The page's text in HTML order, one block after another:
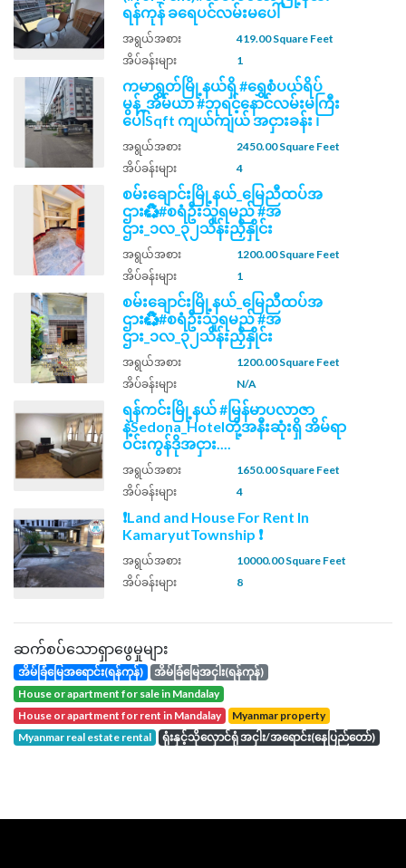
ရန်ကုန် ခရေပင်လမ်းမပေါ်
အရွယ်အစား
419.00 Square Feet
အိပ်ခန်းများ
1
ကမာရွတ်မြို့နယ်ရှိ #ရွှေစံပယ်ရိပ်
မွန်_အိမ်ယာ #ဘုရင့်နောင်လမ်းမကြီး
ပေါ်Sqft ကျယ်ကျယ် အငှားခန်း ၊
အရွယ်အစား
2450.00 Square Feet
အိပ်ခန်းများ
4
စမ်းချောင်းမြို့နယ်_မြေညီထပ်အ
ဌား♻️#စရံဦးသူရမည် #အ
ဌား_၁လ_၃၂သိန်းညှိနှိုင်း
အရွယ်အစား
1200.00 Square Feet
အိပ်ခန်းများ
1
စမ်းချောင်းမြို့နယ်_မြေညီထပ်အ
ဌား♻️#စရံဦးသူရမည် #အ
ဌား_၁လ_၃၂သိန်းညှိနှိုင်း
အရွယ်အစား
1200.00 Square Feet
အိပ်ခန်းများ
N/A
ရန်ကင်းမြို့နယ် #မြန်မာပလာဇာ
နဲ့Sedona_Hotelတို့အနီးဆုံးရှိ အိမ်ရာ
ဝင်းကွန်ဒိုအငှား....
အရွယ်အစား
1650.00 Square Feet
အိပ်ခန်းများ
4
❗Land and House For Rent In
KamaryutTownship ❗
အရွယ်အစား
10000.00 Square Feet
အိပ်ခန်းများ
8
ဆက်စပ်သောရှာဖွေမှုများ
အိမ်ခြံမြေအရောင်း(ရန်ကုန်)
အိမ်ခြံမြေအငှါး(ရန်ကုန်)
house or apartment for sale in Mandalay
house or apartment for rent in Mandalay
Myanmar property
Myanmar real estate rental
ရုံးနှင့်သိုလှောင်ရုံ အငှါး/အရောင်း(နေပြည်တော်)